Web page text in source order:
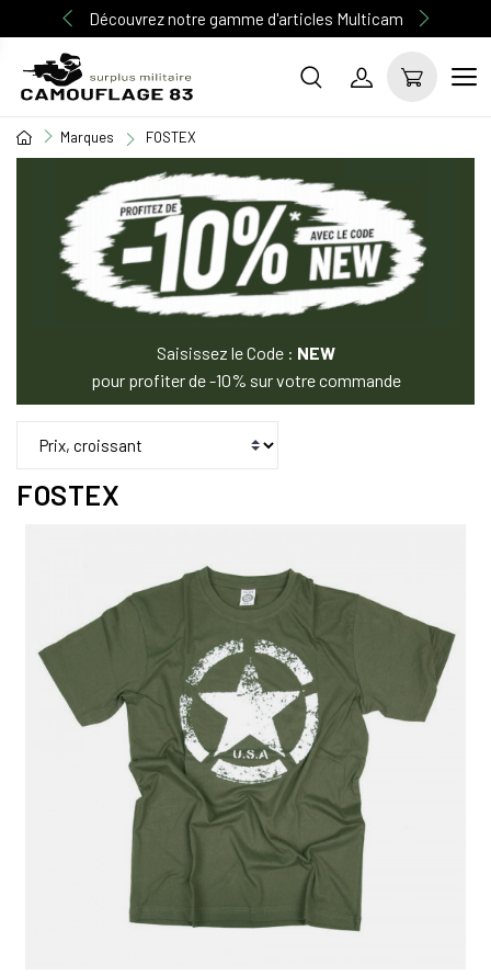
Découvrez notre gamme d'articles Multicam
Marques FOSTEX
Saisissez le Code : NEW
pour profiter de -10% sur votre commande
FOSTEX